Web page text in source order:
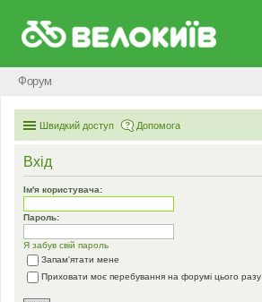
Форум
Швидкий доступ Допомога
Вхід
Ім'я користувача:
Пароль:
Я забув свій пароль
Запам'ятати мене
Приховати моє перебування на форумі цього разу